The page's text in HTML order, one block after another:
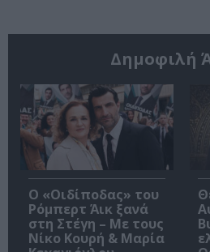
Δημοφιλή
O «Οιδίποδας» του
Ρόμπερτ Άικ ξανά
στη Στέγη – Με τους
Νίκο Κουρή & Μαρία